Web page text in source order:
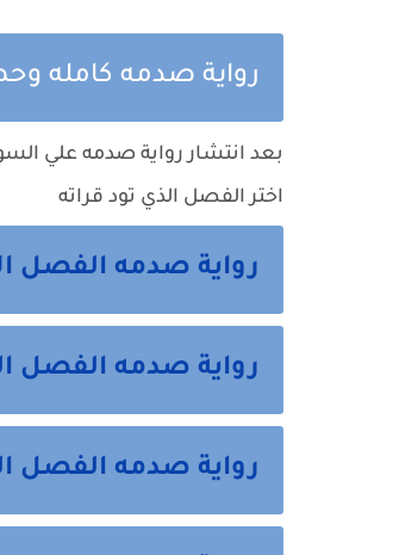
رواية صدمه كامله
بعد انتشار رواية صدمه علي
اختر الفصل الذي تود قراته
رواية صدمه الفصل
رواية صدمه الفصل
رواية صدمه الفصل